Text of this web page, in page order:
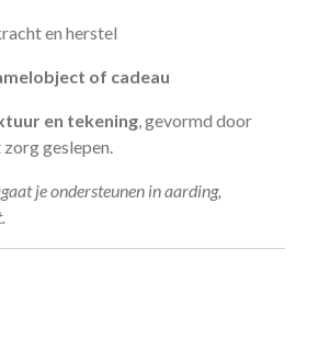
en herstel
of cadeau
en tekening , gevormd door
geslepen.
je ondersteunen in aarding,